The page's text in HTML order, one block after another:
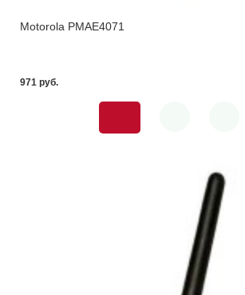
Motorola PMAE4071
971 pуб.